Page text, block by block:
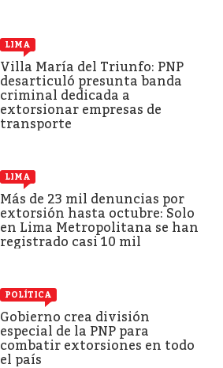
LIMA
Villa María del Triunfo: PNP
desarticuló presunta banda
criminal dedicada a
extorsionar empresas de
transporte
LIMA
Más de 23 mil denuncias por
extorsión hasta octubre: Solo
en Lima Metropolitana se han
registrado casi 10 mil
POLÍTICA
Gobierno crea división
especial de la PNP para
combatir extorsiones en todo
el país